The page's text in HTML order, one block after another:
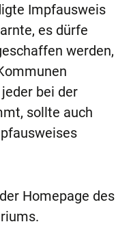
Impfausweis
es dürfe
werden,
bei der
sollte auch
Homepage des